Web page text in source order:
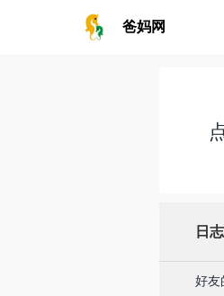
爸妈网
日志
好友